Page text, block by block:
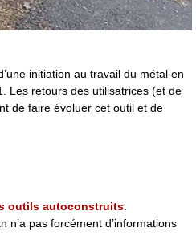
initiation au travail du métal en
Les retours des utilisatrices (et de
de faire évoluer cet outil et de
outils autoconstruits
n’a pas forcément d’informations